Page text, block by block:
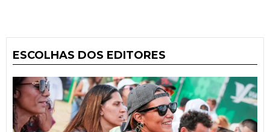
ESCOLHAS DOS EDITORES